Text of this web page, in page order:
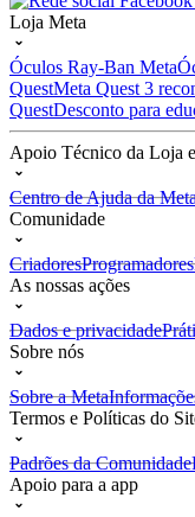
Loja Meta
Óculos Ray-Ban Meta
QuestMeta Quest 3
QuestDesconto para
Apoio Técnico da Loja
Centro de Ajuda da
Comunidade
CriadoresProgramadores
As nossas ações
Dados e privacidade
Sobre nós
Sobre a Meta
Termos e Políticas do
Padrões da Comunidade
Apoio para a app